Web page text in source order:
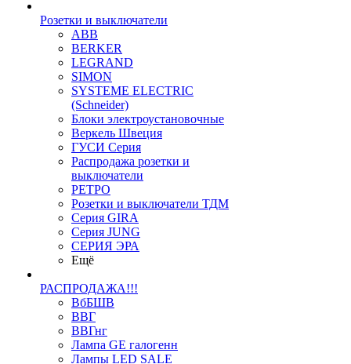
Розетки и выключатели
ABB
BERKER
LEGRAND
SIMON
SYSTEME ELECTRIC
(Schneider)
Блоки электроустановочные
Веркель Швеция
ГУСИ Серия
Распродажа розетки и
выключатели
РЕТРО
Розетки и выключатели ТДМ
Серия GIRA
Серия JUNG
СЕРИЯ ЭРА
Ещё
РАСПРОДАЖА!!!
ВбБШВ
ВВГ
ВВГнг
Лампа GE галогенн
Лампы LED SALE